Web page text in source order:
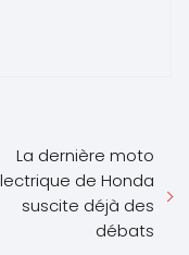
La dernière moto
de Honda
suscite déjà des
débats